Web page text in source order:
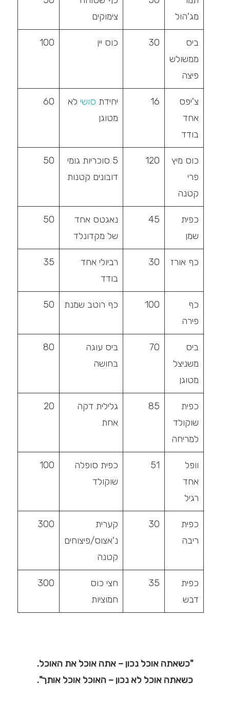
מג'הול
צימוקים
ביס
ממשולש
פיצה
30 כוס יין 100
צ'יפס
אחד
בודד
16 יחידת סושי לא
מטוגן
60
כוס מיץ
פרי
קטנה
120
5 סוכריות גומי
דובונים קטנות
50
כפית
שמן
45
נאגטס אחד
של מקדונלד
50
כף אורז 30
רביולי אחד
בודד
35
כף
פירה
100 כף רוטב שמנת 50
ביס
משניצל
מטוגן
70
ביס עוגה
בחושה
80
כפית
שוקולד
למריחה
85
גלילית דקה
אחת
20
וופל
אחד
רגיל
51
כפית סופלה
שוקולד
100
כפית
ריבה
30
קערית
נ'אצוס/פיצוחים
קטנה
300
כפית
דבש
35
חצי כוס
חמוציות
300
"כשאתה אוכל נכון – אתה אוכל את האוכל.
כשאתה אוכל לא נכון – האוכל אוכל אותך".